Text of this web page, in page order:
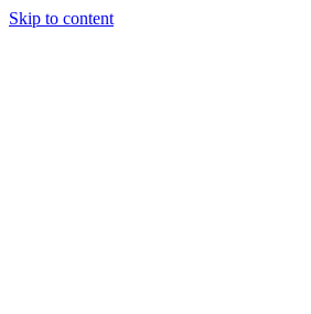
Skip to content